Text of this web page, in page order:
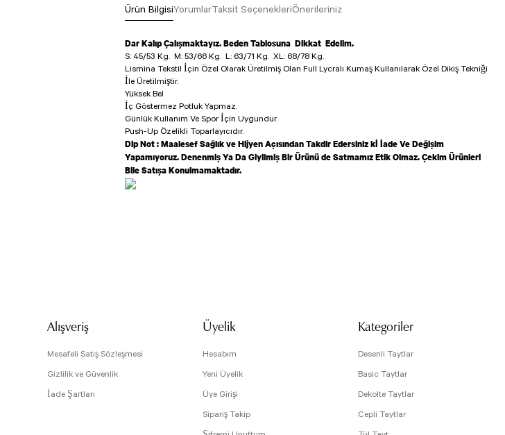
Ürün BilgisiYorumlarTaksit SeçenekleriÖnerileriniz
Dar Kalıp Çalışmaktayız. Beden Tablosuna Dikkat Edelim.
S: 45/53 Kg. M: 53/66 Kg. L: 63/71 Kg. XL: 68/78 Kg.
Lismina Tekstil İçin Özel Olarak Üretilmiş Olan Full Lycralı Kumaş Kullanılarak Özel Dikiş Tekniği
İle Üretilmiştir.
Yüksek Bel
İç Göstermez Potluk Yapmaz.
Günlük Kullanım Ve Spor İçin Uygundur.
Push-Up Özelikli Toparlayıcıdır.
Dip Not : Maalesef Sağlık ve Hijyen Açısından Takdir Edersiniz kİ İade Ve Değişim
Yapamıyoruz. Denenmiş Ya Da Giyilmiş Bir Ürünü de Satmamız Etik Olmaz. Çekim Ürünleri
Bile Satışa Konulmamaktadır.
Hacer Şahin | 17/08/2023
Ürün bilgilerinde hatalar bulunuyor.
Ürün fiyatı diğer sitelerden daha pahalı.
Bu ürüne benzer farklı alternatifler olmalı.
Alışveriş
Mesafeli Satış Sözleşmesi
Gizlilik ve Güvenlik
İade Şartları
Üyelik
Hesabım
Yeni Üyelik
Üye Girişi
Sipariş Takip
Kategoriler
Desenli Taytlar
Basic Taytlar
Dekolte Taytlar
Cepli Taytlar